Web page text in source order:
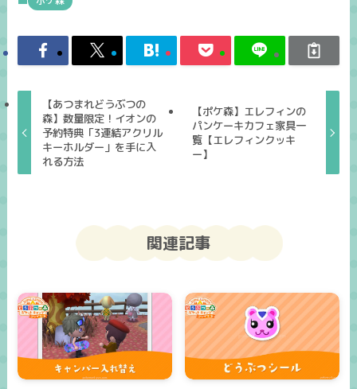
【あつまれどうぶつの
森】数量限定！イオンの
予約特典「3連結アクリル
キーホルダー」を手に入
れる方法
【ポケ森】エレフィンの
パンケーキカフェ家具一
覧【エレフィンクッキ
ー】
関連記事